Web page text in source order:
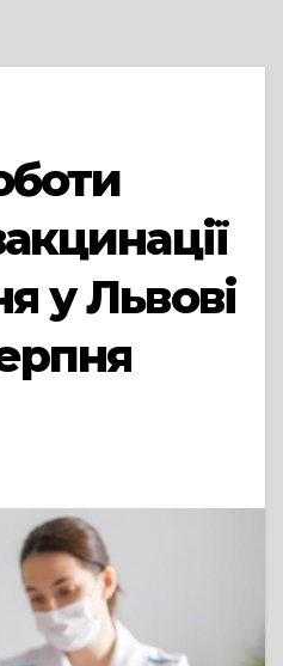
у Львові